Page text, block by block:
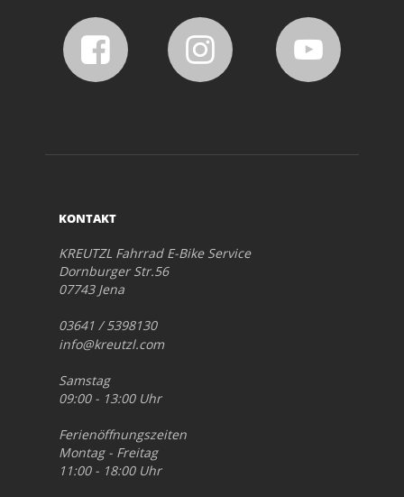
KONTAKT
KREUTZL Fahrrad E-Bike Service
Dornburger Str.56
07743 Jena
03641 / 5398130
info@kreutzl.com
Samstag
09:00 - 13:00 Uhr
Ferienöffnungszeiten
Montag - Freitag
11:00 - 18:00 Uhr